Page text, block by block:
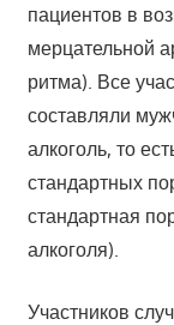
пациентов в
мерцательной
ритма). Все
составляли
алкоголь, то
стандартных
стандартная
алкоголя).
Участников